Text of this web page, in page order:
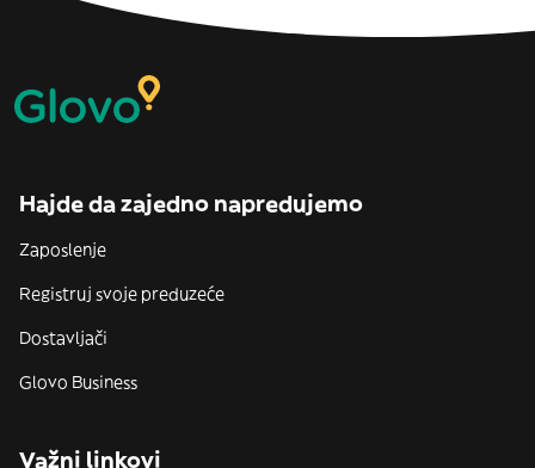
Hajde da zajedno napredujemo
Zaposlenje
Registruj svoje preduzeće
Dostavljači
Glovo Business
Važni linkovi